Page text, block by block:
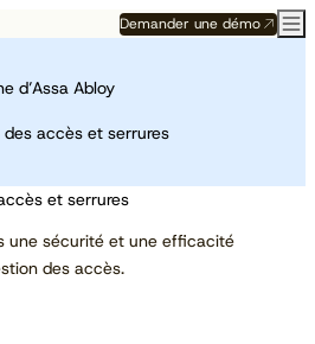
Demander une démo
d’Assa Abloy
des accès et serrures
et serrures
une sécurité et une efficacité
des accès.